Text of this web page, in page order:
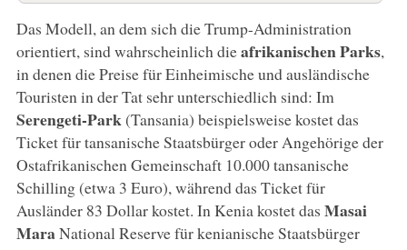
Das Modell, an dem sich die Trump-Administration
orientiert, sind wahrscheinlich dieafrikanischen Parks,
in denen die Preise für Einheimische und ausländische
Touristen in der Tat sehr unterschiedlich sind: Im
Serengeti-Park(Tansania) beispielsweise kostet das
Ticket für tansanische Staatsbürger oder Angehörige der
Ostafrikanischen Gemeinschaft 10.000 tansanische
Schilling (etwa 3 Euro), während das Ticket für
Ausländer 83 Dollar kostet. In Kenia kostet das Masai
MaraNational Reserve für kenianische Staatsbürger